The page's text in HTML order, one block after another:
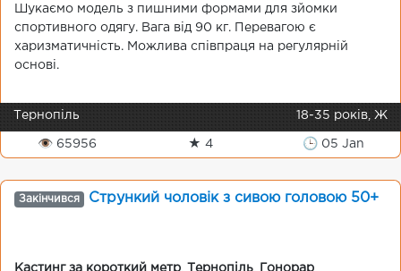
Шукаємо модель з пишними формами для зйомки
спортивного одягу. Вага від 90 кг. Перевагою є
харизматичність. Можлива співпраця на регулярній
основі.
Тернопіль 18-35 років, Ж
👁 65956 ★ 4 🕒 05 Jan
Закінчився Стрункий чоловік з сивою головою 50+
Кастинг за короткий метр Тернопіль Гонорар